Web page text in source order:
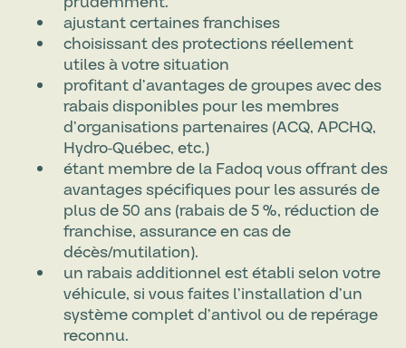
ajustant certaines franchises
choisissant des protections réellement
utiles à votre situation
profitant d’avantages de groupes avec des
rabais disponibles pour les membres
d’organisations partenaires (ACQ, APCHQ,
Hydro-Québec, etc.)
étant membre de la Fadoq vous offrant des
avantages spécifiques pour les assurés de
plus de 50 ans (rabais de 5 %, réduction de
franchise, assurance en cas de
décès/mutilation).
un rabais additionnel est établi selon votre
véhicule, si vous faites l’installation d’un
système complet d’antivol ou de repérage
reconnu.